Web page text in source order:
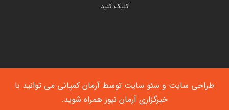
کلیک کنید
طراحی سایت و سئو سایت توسط آرمان کمپانی می توانید با
خبرگزاری آرمان نیوز همراه شوید.